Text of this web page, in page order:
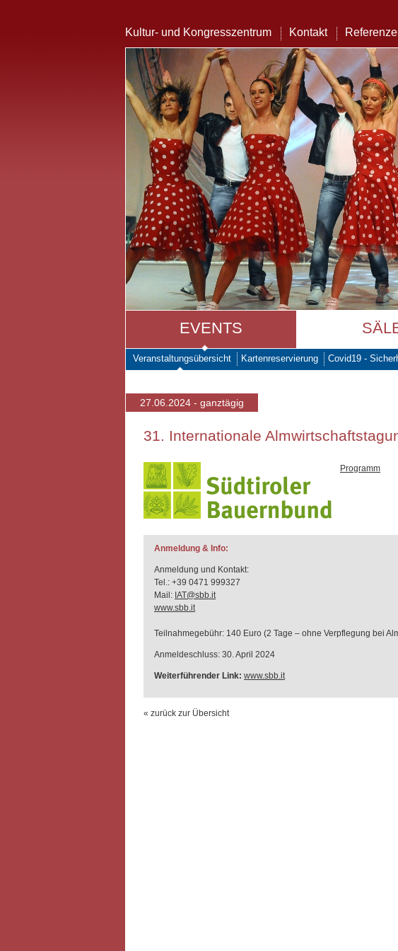
Kultur- und Kongresszentrum Kontakt
EVENTS
Veranstaltungsübersicht Kartenreservierung Covid19 -
27.06.2024 - ganztägig
31. Internationale
Programm
Anmeldung & Info:
Anmeldung und Kontakt:
Tel.: +39 0471 999327
Mail: IAT@sbb.it
www.sbb.it
Teilnahmegebühr: 140 Euro (2 Tage – ohne Verpflegung bei
Anmeldeschluss: 30. April 2024
Weiterführender Link: www.sbb.it
« zurück zur Übersicht